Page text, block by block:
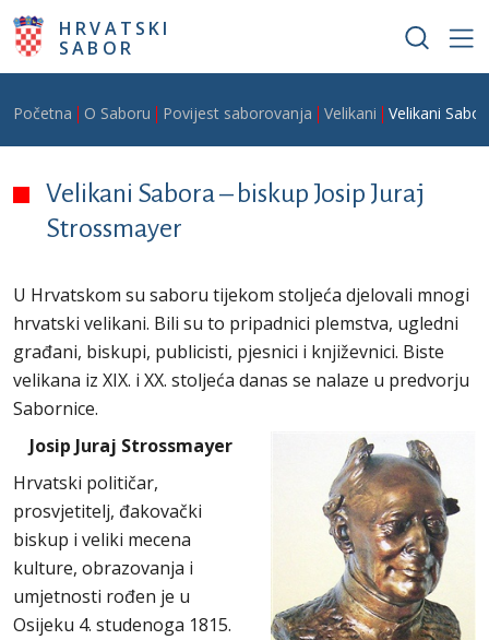
Skoči na glavni sadržaj
HRVATSKI
SABOR
Breadcrumb
Početna O Saboru Povijest saborovanja Velikani Velikani
Velikani Sabora – biskup Josip Juraj
Strossmayer
U Hrvatskom su saboru tijekom stoljeća djelovali mnogi
hrvatski velikani. Bili su to pripadnici plemstva, ugledni
građani, biskupi, publicisti, pjesnici i književnici. Biste
velikana iz XIX. i XX. stoljeća danas se nalaze u predvorju
Sabornice.
Josip Juraj Strossmayer
Hrvatski političar,
prosvjetitelj, đakovački
biskup i veliki mecena
kulture, obrazovanja i
umjetnosti rođen je u
Osijeku 4. studenoga 1815.